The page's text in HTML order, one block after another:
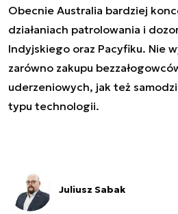
Obecnie Australia bardziej
działaniach patrolowania i
Indyjskiego oraz Pacyfiku. Nie
zarówno zakupu
uderzeniowych, jak też
typu technologii.
Juliusz Sabak